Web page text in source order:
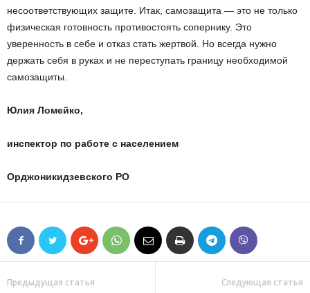
несоответствующих защите. Итак, самозащита — это не только
физическая готовность противостоять сопернику. Это
уверенность в себе и отказ стать жертвой. Но всегда нужно
держать себя в руках и не переступать границу необходимой
самозащиты.
Юлия Ломейко,
инспектор по работе с населением
Орджоникидзевского РО
Предыдущая статья Следующая статья